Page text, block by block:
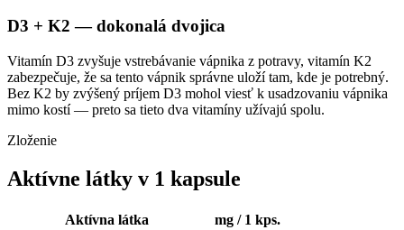
D3 + K2 — dokonalá dvojica
Vitamín D3 zvyšuje vstrebávanie vápnika z potravy, vitamín K2
zabezpečuje, že sa tento vápnik správne uloží tam, kde je potrebný.
Bez K2 by zvýšený príjem D3 mohol viesť k usadzovaniu vápnika
mimo kostí — preto sa tieto dva vitamíny užívajú spolu.
Zloženie
Aktívne látky v 1 kapsule
Aktívna látka
mg / 1 kps.